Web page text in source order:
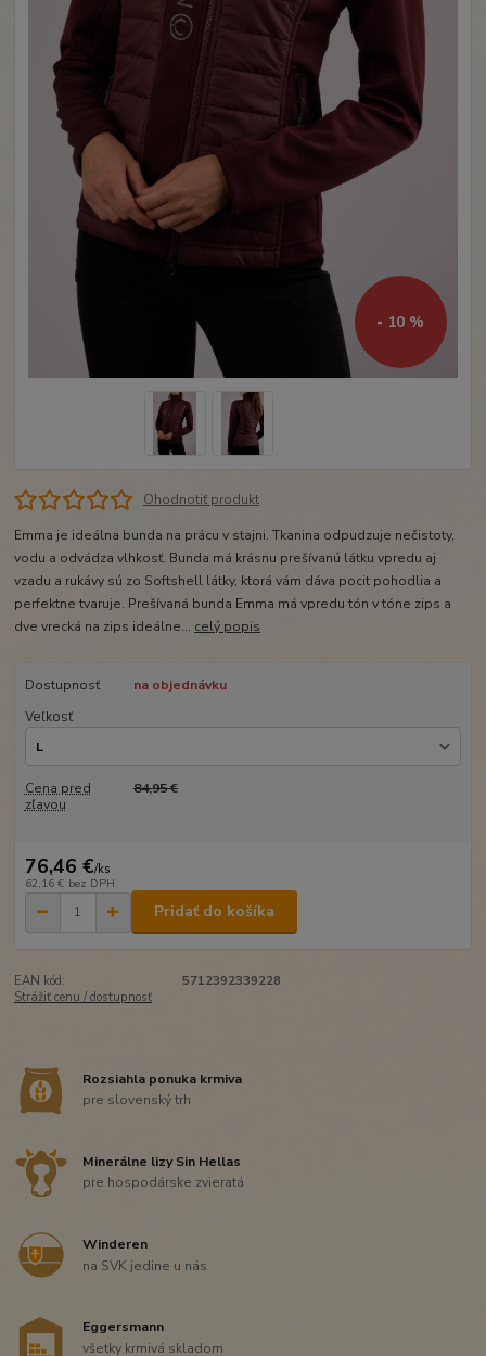
- 10 %
Ohodnotiť produkt
Emma je ideálna bunda na prácu v stajni. Tkanina odpudzuje nečistoty,
vodu a odvádza vlhkosť. Bunda má krásnu prešívanú látku vpredu aj
vzadu a rukávy sú zo Softshell látky, ktorá vám dáva pocit pohodlia a
perfektne tvaruje. Prešívaná bunda Emma má vpredu tón v tóne zips a
dve vrecká na zips ideálne... celý popis
Dostupnosť
na objednávku
Veľkosť
Cena pred
zľavou
84,95 €
76,46 €/ks
62,16 € bez DPH
Pridať do košíka
EAN kód:
5712392339228
Strážiť cenu / dostupnosť
Rozsiahla ponuka krmiva
pre slovenský trh
Minerálne lizy Sin Hellas
pre hospodárske zvieratá
Winderen
na SVK jedine u nás
Eggersmann
všetky krmivá skladom